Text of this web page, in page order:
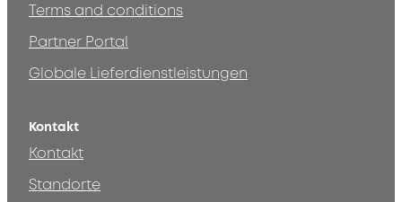
Terms and conditions
Partner Portal
Globale Lieferdienstleistungen
Kontakt
Kontakt
Standorte